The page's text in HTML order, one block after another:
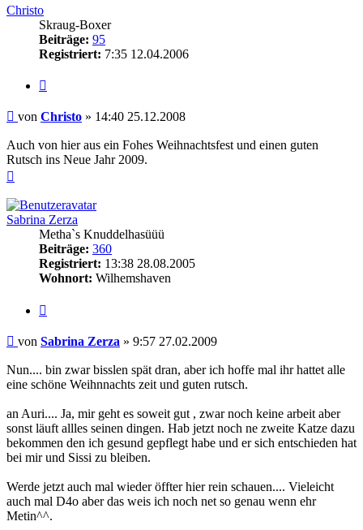
Christo
Skraug-Boxer
Beiträge: 95
Registriert: 7:35 12.04.2006
Beitrag
von Christo » 14:40 25.12.2008
Auch von hier aus ein Fohes Weihnachtsfest und einen guten
Rutsch ins Neue Jahr 2009.
Sabrina Zerza
Metha`s Knuddelhasüüü
Beiträge: 360
Registriert: 13:38 28.08.2005
Wohnort: Wilhemshaven
Beitrag
von Sabrina Zerza » 9:57 27.02.2009
Nun.... bin zwar bisslen spät dran, aber ich hoffe mal ihr hattet alle
eine schöne Weihnnachts zeit und guten rutsch.
an Auri.... Ja, mir geht es soweit gut , zwar noch keine arbeit aber
sonst läuft allles seinen dingen. Hab jetzt noch ne zweite Katze dazu
bekommen den ich gesund gepflegt habe und er sich entschieden hat
bei mir und Sissi zu bleiben.
Werde jetzt auch mal wieder öffter hier rein schauen.... Vieleicht
auch mal D4o aber das weis ich noch net so genau wenn ehr
Metin^^.